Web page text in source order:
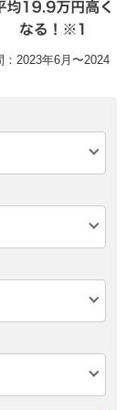
2023年6月〜2024